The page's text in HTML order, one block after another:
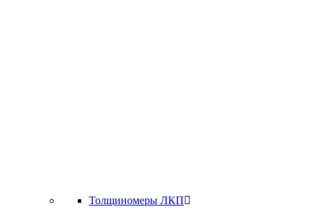
Толщиномеры ЛКП